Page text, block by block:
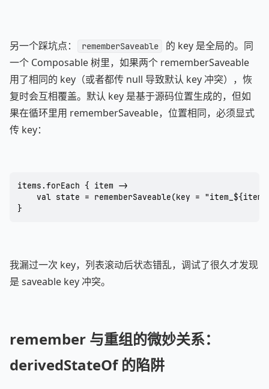
另一个踩坑点： rememberSaveable
的 key 是全局的。同
一个 Composable 树里，如果两个 rememberSaveable
用了相同的 key（或者都传 null 导致默认 key 冲突），恢
复时会互相覆盖。默认 key 是基于源码位置生成的，但如
果在循环里用 rememberSaveable，位置相同，必须显式
传 key：
items.forEach { item ->
val state = rememberSaveable(key =
}
我漏过一次 key，列表滚动后状态错乱，调试了很久才发现
是 saveable key 冲突。
remember 与重组的微妙关系：
derivedStateOf 的陷阱